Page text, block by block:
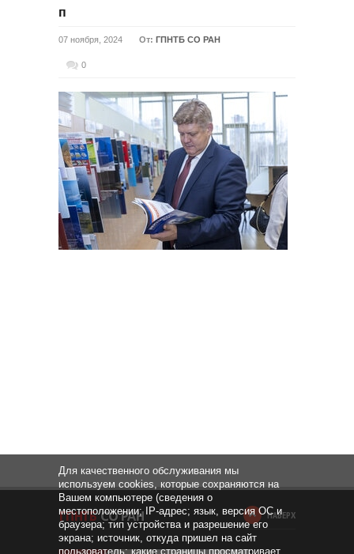
п
07 ноября, 2024 От: ГПНТБ СО РАН
0
НАВЕРХ
Для качественного обслуживания мы
используем cookies, которые сохраняются на
Вашем компьютере (сведения о
местоположении; IP-адрес; язык, версия ОС и
браузера; тип устройства и разрешение его
экрана; источник, откуда пришел на сайт
пользователь; какие страницы просматривает